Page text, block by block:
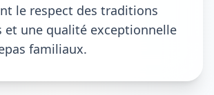
le respect des traditions
et une qualité exceptionnelle
familiaux.